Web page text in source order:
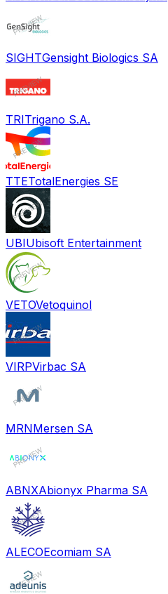
SIGHTGensight Biologics SA
TRITrigano S.A.
TTETotalEnergies SE
UBIUbisoft Entertainment
VETOVetoquinol
VIRPVirbac SA
MRNMersen SA
ABNXAbionyx Pharma SA
ALECOEcomiam SA